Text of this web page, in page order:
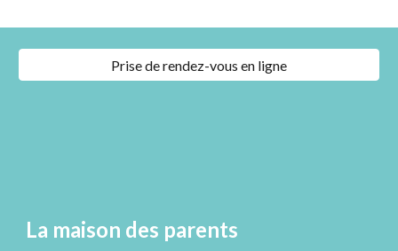
Prise de rendez-vous en ligne
La maison des parents